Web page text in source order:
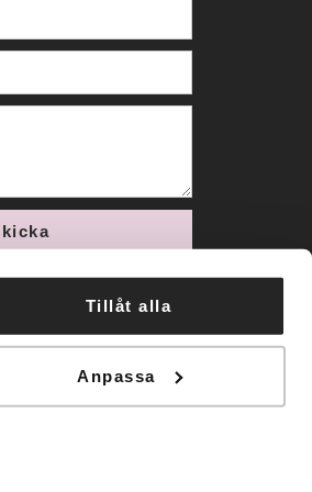
Tillåt alla
Anpassa